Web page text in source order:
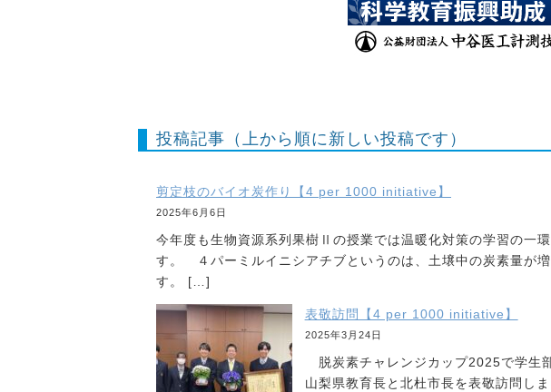
投稿記事（上から順に新しい投稿です）
剪定枝のバイオ炭作り【4 per 1000 initiative】
2025年6月6日
今年度も生物資源系列果樹Ⅱの授業では温暖化対策の学習の一
す。 ４パーミルイニシアチブというのは、土壌中の炭素量が
す。 […]
表敬訪問【4 per 1000 initiative】
2025年3月24日
脱炭素チャレンジカップ2025で学生
山梨県教育長と北杜市長を表敬訪問